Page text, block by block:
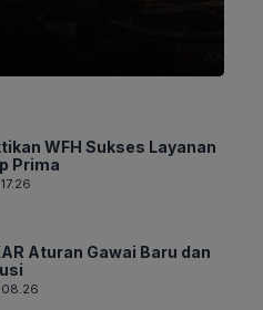
WFH Sukses Layanan
Prima
Aturan Gawai Baru dan